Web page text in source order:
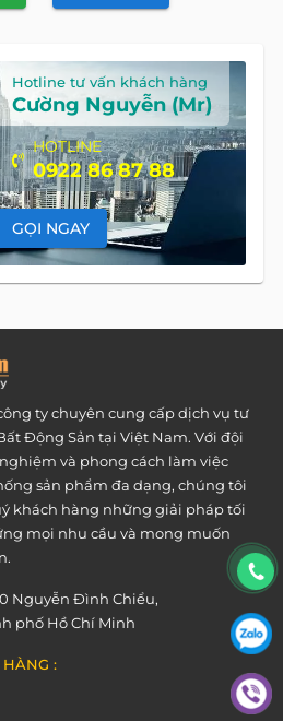
Hotline tư vấn khách hàng
Cường Nguyễn (Mr)
HOTLINE
0922 86 87 88
GỌI NGAY
BẤT ĐỘNG SẢN